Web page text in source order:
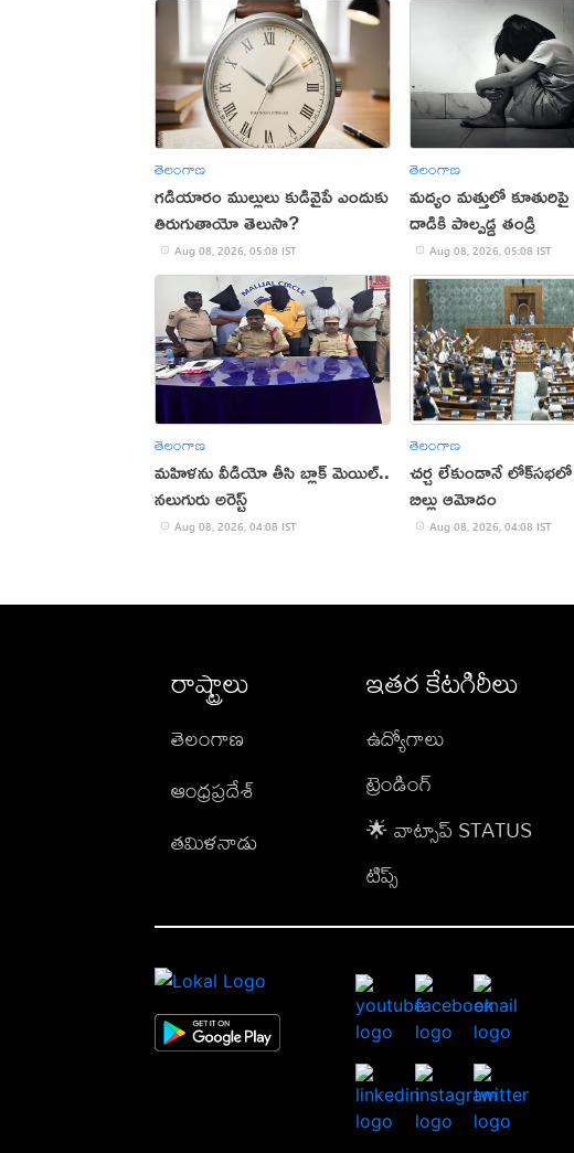
తెలంగాణ
గడియారం ముల్లులు కుడివైపే ఎందుకు
తిరుగుతాయో తెలుసా?
Aug 08, 2026, 05:08 IST
తెలంగాణ
మద్యం మత్తులో
దాడికి పాల్పడ్డ తండ్రి
Aug 08, 2026, 05:08 IST
తెలంగాణ
మహిళను వీడియో తీసి బ్లాక్ మెయిల్..
నలుగురు అరెస్ట్
Aug 08, 2026, 04:08 IST
తెలంగాణ
చర్చ లేకుండానే
బిల్లు ఆమోదం
Aug 08, 2026, 04:08 IST
రాష్ట్రాలు
తెలంగాణ
ఆంధ్రప్రదేశ్
తమిళనాడు
ఇతర కేటగిరీలు
ఉద్యోగాలు
ట్రెండింగ్
🌟 వాట్సాప్ STATUS
టిప్స్